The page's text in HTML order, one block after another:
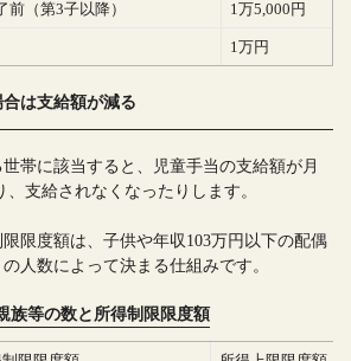
（第3子以降） 1万5,000円
1万円
は支給額が減る
帯に該当すると、児童手当の支給額が月
、支給されなくなったりします。
限度額は、子供や年収103万円以下の配偶
人数によって決まる仕組みです。
族等の数と所得制限限度額